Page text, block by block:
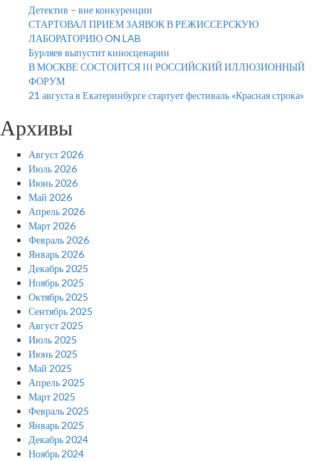
Детектив – вне конкуренции
СТАРТОВАЛ ПРИЕМ ЗАЯВОК В РЕЖИССЕРСКУЮ
ЛАБОРАТОРИЮ ON LAB
Бурляев выпустит киносценарии
В МОСКВЕ СОСТОИТСЯ III РОССИЙСКИЙ ИЛЛЮЗИОННЫЙ
ФОРУМ
21 августа в Екатеринбурге стартует фестиваль «Красная строка»
Архивы
Август 2026
Июль 2026
Июнь 2026
Май 2026
Апрель 2026
Март 2026
Февраль 2026
Январь 2026
Декабрь 2025
Ноябрь 2025
Октябрь 2025
Сентябрь 2025
Август 2025
Июль 2025
Июнь 2025
Май 2025
Апрель 2025
Март 2025
Февраль 2025
Январь 2025
Декабрь 2024
Ноябрь 2024